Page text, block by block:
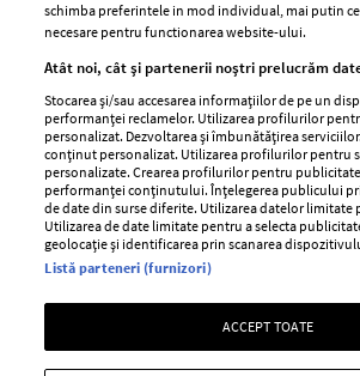
GSP
Unica
Baby
Retete
femei
Viva
Avantaje
Retete
Pariază responsabil! Decizia ONJN nr.
Jocurile de noroc sunt interzise
schimba preferintele in mod individual, mai putin
necesare pentru functionarea website-ului.
Atât noi, cât și partenerii noștri prelucrăm
Stocarea și/sau accesarea informațiilor de pe un
performanței reclamelor. Utilizarea profilurilor
personalizat. Dezvoltarea și îmbunătățirea
conținut personalizat. Utilizarea profilurilor pentru
personalizate. Crearea profilurilor pentru
performanței conținutului. Înțelegerea publicului
de date din surse diferite. Utilizarea datelor limitate
Utilizarea de date limitate pentru a selecta
geolocație și identificarea prin scanarea
Listă parteneri (furnizori)
ACCEPT TOATE